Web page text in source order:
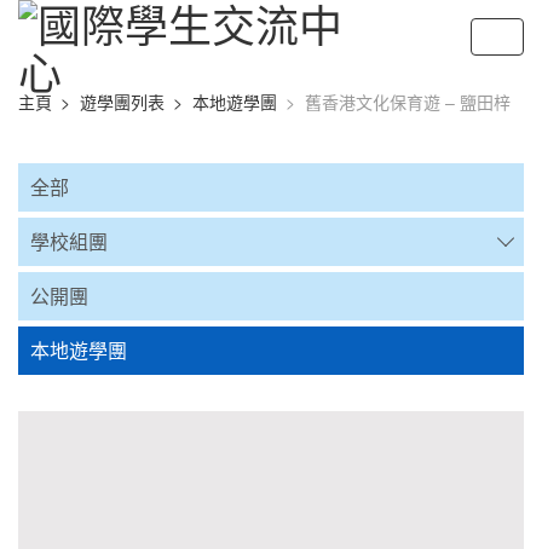
主頁 遊學團列表 本地遊學團 舊香港文化保育遊 – 鹽田梓
全部
學校組團
公開團
本地遊學團